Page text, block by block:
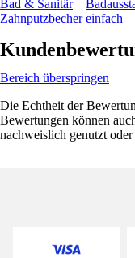
Bad & Sanitär
Zahnputzbecher einfach
Bereich überspringen
Die Echtheit der
Bewertungen können
nachweislich genutzt